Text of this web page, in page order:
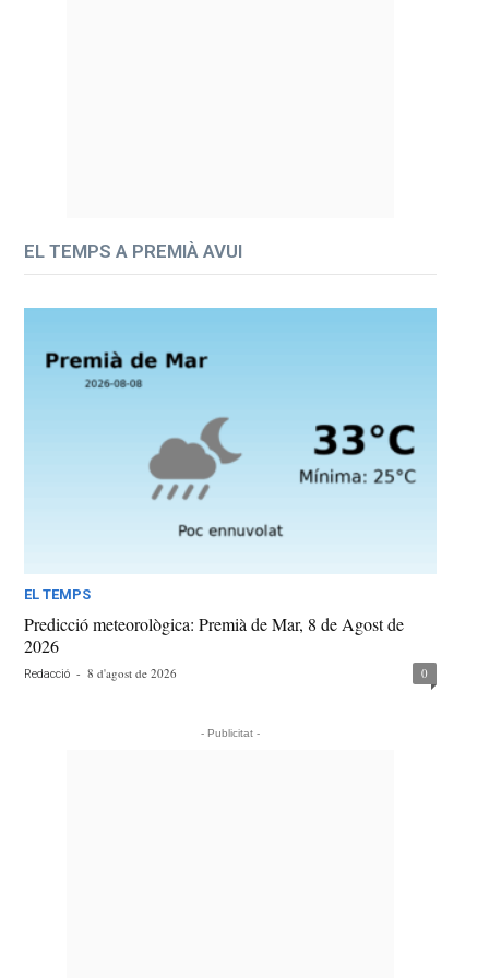
EL TEMPS A PREMIÀ AVUI
EL TEMPS
Predicció meteorològica: Premià de Mar, 8 de Agost de
2026
Redacció - 8 d'agost de 2026 0
- Publicitat -